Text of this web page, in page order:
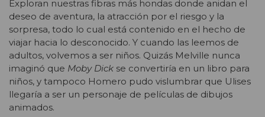
Exploran nuestras fibras más hondas donde anidan el
deseo de aventura, la atracción por el riesgo y la
sorpresa, todo lo cual está contenido en el hecho de
viajar hacia lo desconocido. Y cuando las leemos de
adultos, volvemos a ser niños. Quizás Melville nunca
imaginó que Moby Dick se convertiría en un libro para
niños, y tampoco Homero pudo vislumbrar que Ulises
llegaría a ser un personaje de películas de dibujos
animados.